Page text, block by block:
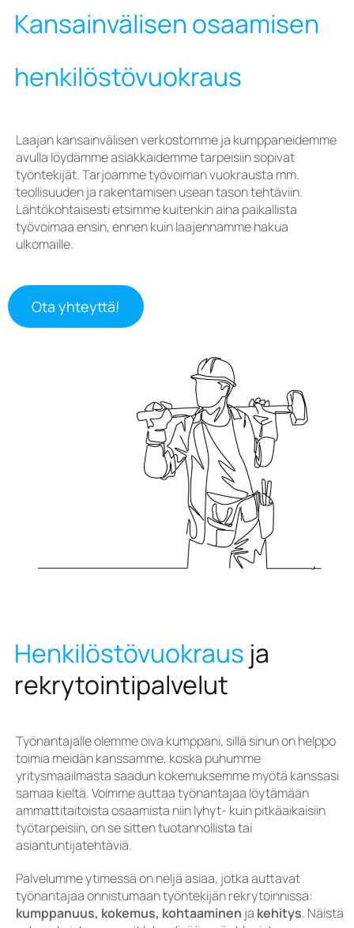
Kansainvälisen osaamisen
henkilöstövuokraus
Laajan kansainvälisen verkostomme ja kumppaneidemme
avulla löydämme asiakkaidemme tarpeisiin sopivat
työntekijät. Tarjoamme työvoiman vuokrausta mm.
teollisuuden ja rakentamisen usean tason tehtäviin.
Lähtökohtaisesti etsimme kuitenkin aina paikallista
työvoimaa ensin, ennen kuin laajennamme hakua
ulkomaille.
Ota yhteyttä!
Henkilöstövuokraus ja
rekrytointipalvelut
Työnantajalle olemme oiva kumppani, sillä sinun on helppo
toimia meidän kanssamme, koska puhumme
yritysmaailmasta saadun kokemuksemme myötä kanssasi
samaa kieltä. Voimme auttaa työnantajaa löytämään
ammattitaitoista osaamista niin lyhyt- kuin pitkäaikaisiin
työtarpeisiin, on se sitten tuotannollista tai
asiantuntijatehtäviä.
Palvelumme ytimessä on neljä asiaa, jotka auttavat
työnantajaa onnistumaan työntekijän rekrytoinnissa:
kumppanuus, kokemus, kohtaaminen ja kehitys. Näistä